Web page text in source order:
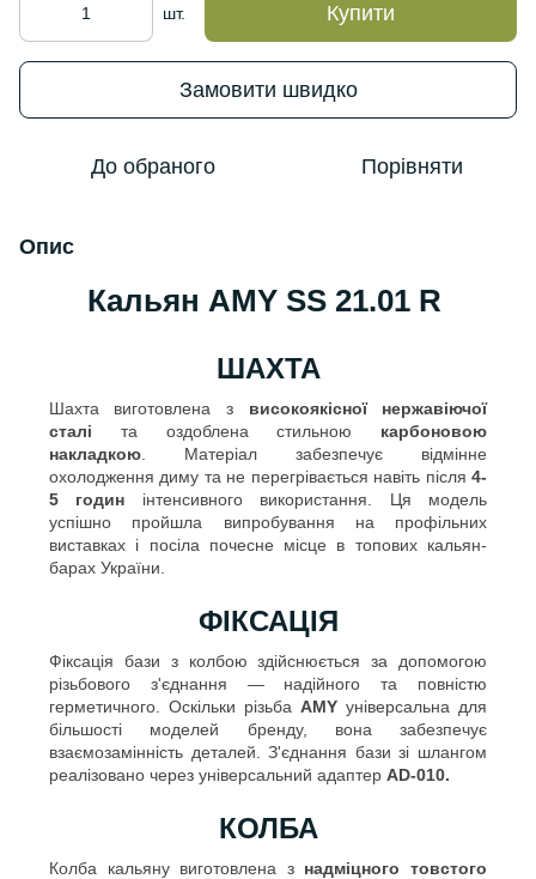
шт. Купити
Замовити швидко
До обраного Порівняти
Опис
Кальян AMY SS 21.01 R
ШАХТА
Шахта виготовлена з високоякісної нержавіючої
сталі та оздоблена стильною карбоновою
накладкою. Матеріал забезпечує відмінне
охолодження диму та не перегрівається навіть після4-
5 годин інтенсивного використання. Ця модель
успішно пройшла випробування на профільних
виставках і посіла почесне місце в топових кальян-
барах України.
ФІКСАЦІЯ
Фіксація бази з колбою здійснюється за допомогою
різьбового з'єднання — надійного та повністю
герметичного. Оскільки різьбаAMY універсальна для
більшості моделей бренду, вона забезпечує
взаємозамінність деталей. З'єднання бази зі шлангом
реалізовано через універсальний адаптер AD-010.
КОЛБА
Колба кальяну виготовлена з надміцного товстого